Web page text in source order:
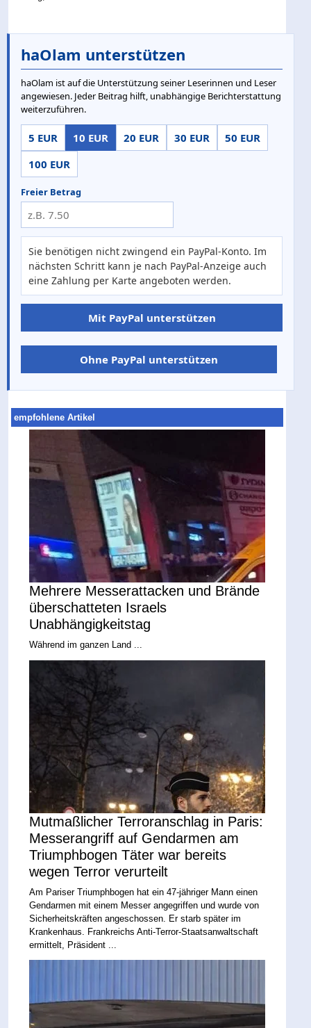
haOlam unterstützen
haOlam ist auf die Unterstützung seiner Leserinnen und Leser
angewiesen. Jeder Beitrag hilft, unabhängige Berichterstattung
weiterzuführen.
5 EUR 10 EUR 20 EUR 30 EUR
50 EUR
100 EUR
Freier Betrag
Sie benötigen nicht zwingend ein PayPal-Konto. Im
nächsten Schritt kann je nach PayPal-Anzeige auch
eine Zahlung per Karte angeboten werden.
Mit PayPal unterstützen
Ohne PayPal unterstützen
empfohlene Artikel
Mehrere Messerattacken und Brände
überschatteten Israels
Unabhängigkeitstag
Während im ganzen Land ...
Mutmaßlicher Terroranschlag in Paris:
Messerangriff auf Gendarmen am
Triumphbogen Täter war bereits
wegen Terror verurteilt
Am Pariser Triumphbogen hat ein 47‑jähriger Mann einen
Gendarmen mit einem Messer angegriffen und wurde von
Sicherheitskräften angeschossen. Er starb später im
Krankenhaus. Frankreichs Anti‑Terror‑Staatsanwaltschaft
ermittelt, Präsident ...